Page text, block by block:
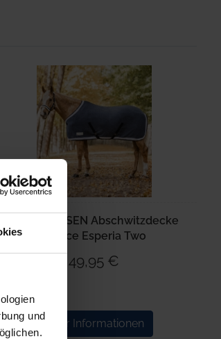
und
WALDHAUSEN Abschwitzdecke
Fleece Esperia Two
49,95 €
Mehr Informationen